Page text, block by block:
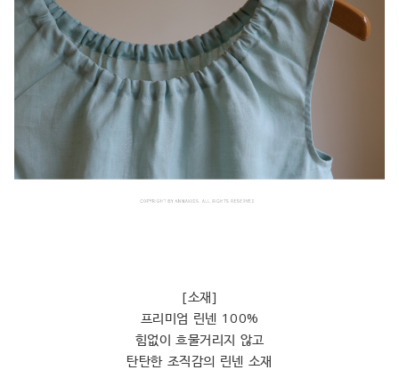
[소재]
프리미엄 린넨 100%
힘없이 흐물거리지 않고
탄탄한 조직감의 린넨 소재